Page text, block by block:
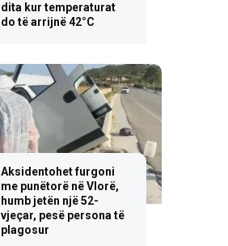
dita kur temperaturat
do të arrijnë 42°C
Aksidentohet furgoni
me punëtorë në Vlorë,
humb jetën një 52-
vjeçar, pesë persona të
plagosur